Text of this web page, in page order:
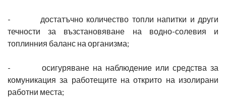
- достатъчно количество топли напитки и други
течности за възстановяване на водно-солевия и
топлинния баланс на организма;
- осигуряване на наблюдение или средства за
комуникация за работещите на открито на изолирани
работни места;